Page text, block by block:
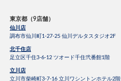
東京都（9店舗）
仙川店
調布市仙川町1-27-25 仙川デルタスタジオ2F
北千住店
足立区千住3-6-12 ツオード千住弐番館1階
立川店
立川市柴崎町3-7-16 立川ワシントンホテル2階